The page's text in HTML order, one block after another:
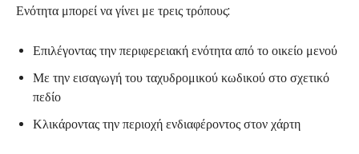
Ενότητα μπορεί να γίνει με τρεις τρόπους:
Επιλέγοντας την περιφερειακή ενότητα από το οικείο μενού
Με την εισαγωγή του ταχυδρομικού κωδικού στο σχετικό
πεδίο
Κλικάροντας την περιοχή ενδιαφέροντος στον χάρτη